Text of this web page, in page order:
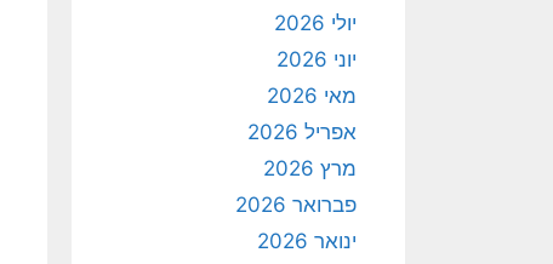
יולי 2026
יוני 2026
מאי 2026
אפריל 2026
מרץ 2026
פברואר 2026
ינואר 2026